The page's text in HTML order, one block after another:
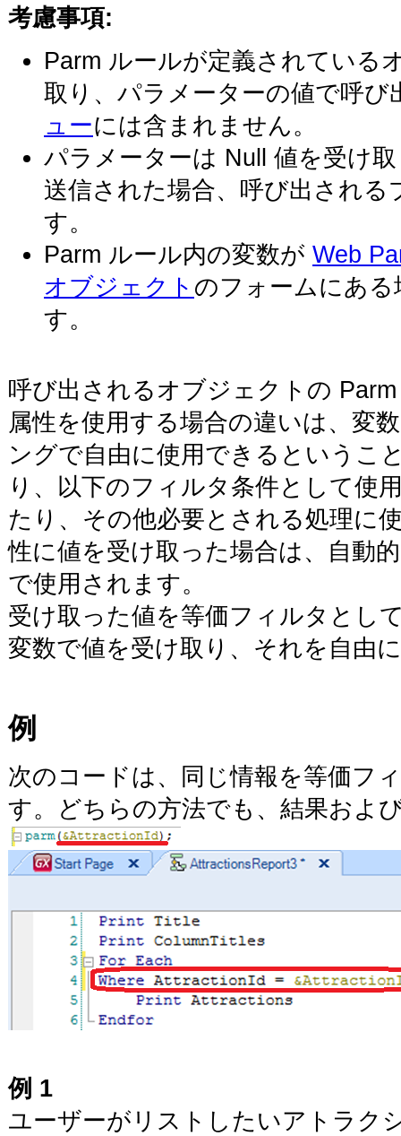
考慮事項:
Parm ルールが定義されている
取り、パラメーターの値で呼
ューには含まれません。
パラメーターは Null 値を受け
送信された場合、呼び出され
す。
Parm ルール内の変数が Web
オブジェクト のフォームにあ
す。
呼び出されるオブジェクトの
属性を使用する場合の違いは、変
ングで自由に使用できるというこ
り、以下のフィルタ条件として使
たり、その他必要とされる処理に
性に値を受け取った場合は、自動
で使用されます。
受け取った値を等価フィルタとし
変数で値を受け取り、それを自由
例
次のコードは、同じ情報を等価フ
す。どちらの方法でも、結果およ
例 1
ユーザーがリストしたいアトラク